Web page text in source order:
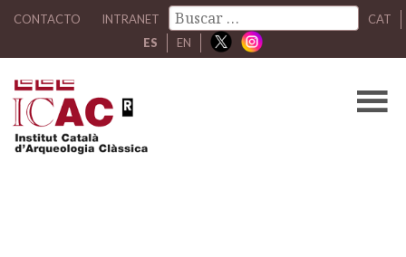
CONTACTO INTRANET
CAT
ES
EN